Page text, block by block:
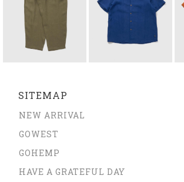
SITEMAP
NEW ARRIVAL
GOWEST
GOHEMP
HAVE A GRATEFUL DAY